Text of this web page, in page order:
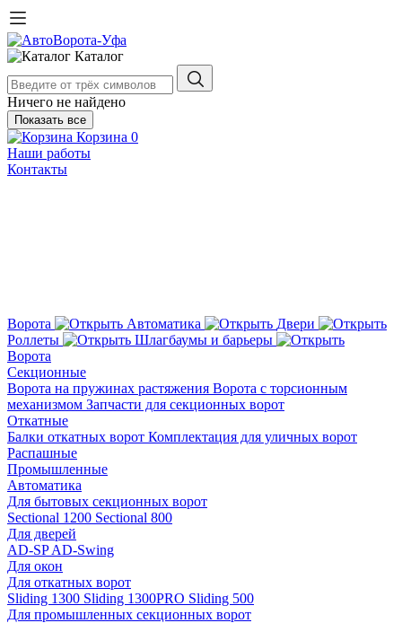
Каталог
Ничего не найдено
Показать все
Корзина 0
Наши работы
Контакты
Ворота Автоматика
Двери
Роллеты
Шлагбаумы и барьеры
Ворота
Секционные
Ворота на пружинах растяжения Ворота с торсионным
механизмом Запчасти для секционных ворот
Откатные
Балки откатных ворот Комплектация для уличных ворот
Распашные
Промышленные
Автоматика
Для бытовых секционных ворот
Sectional 1200 Sectional 800
Для дверей
AD-SPAD-Swing
Для окон
Для откатных ворот
Sliding 1300 Sliding 1300PRO Sliding 500
Для промышленных секционных ворот